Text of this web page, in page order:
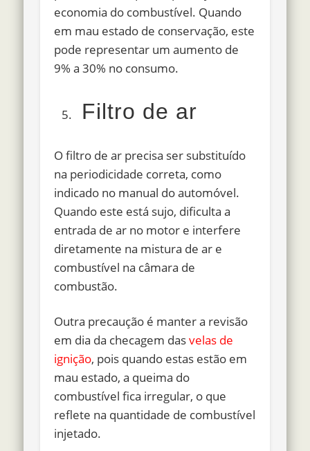
economia do combustível. Quando
em mau estado de conservação, este
pode representar um aumento de
9% a 30% no consumo.
Filtro de ar
O filtro de ar precisa ser substituído
na periodicidade correta, como
indicado no manual do automóvel.
Quando este está sujo, dificulta a
entrada de ar no motor e interfere
diretamente na mistura de ar e
combustível na câmara de
combustão.
Outra precaução é manter a revisão
em dia da checagem dasvelas de
ignição, pois quando estas estão em
mau estado, a queima do
combustível fica irregular, o que
reflete na quantidade de combustível
injetado.